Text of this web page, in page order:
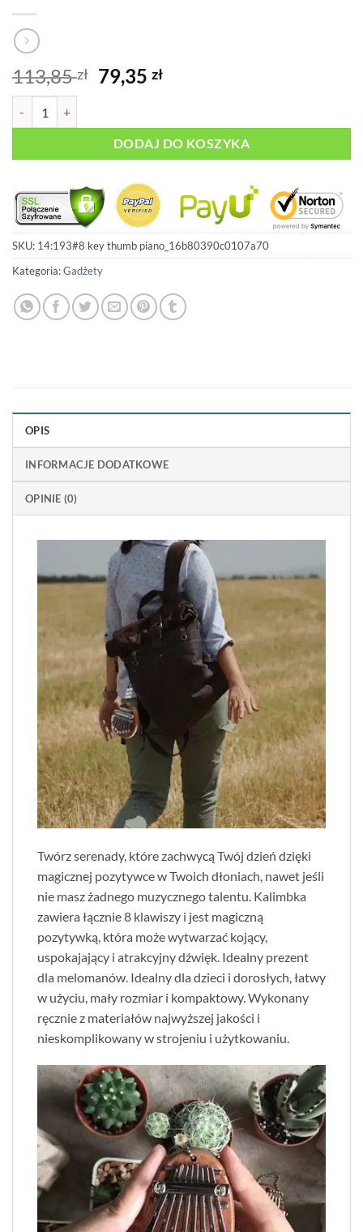
113,85zł Pierwotna
cena
113,85 zł.
79,35złAktualna
79,35 zł.
DODAJ DO KOSZYKA
SKU: 14:193#8 key thumb piano_16b80390c0107a70
Kategoria:Gadżety
OPIS
INFORMACJE DODATKOWE
OPINIE (0)
Twórz serenady, które zachwycą Twój dzień dzięki
magicznej pozytywce w Twoich dłoniach, nawet jeśli
nie masz żadnego muzycznego talentu. Kalimbka
zawiera łącznie 8 klawiszy i jest magiczną
pozytywką, która może wytwarzać kojący,
uspokajający i atrakcyjny dźwięk. Idealny prezent
dla melomanów. Idealny dla dzieci i dorosłych, łatwy
w użyciu, mały rozmiar i kompaktowy. Wykonany
ręcznie z materiałów najwyższej jakości i
nieskomplikowany w strojeniu i użytkowaniu.